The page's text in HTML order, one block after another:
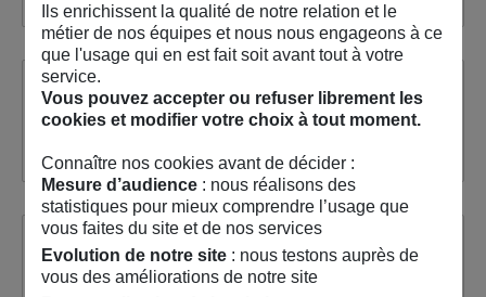
Pictogramme monochrome
Personnage filaire
Ils enrichissent la qualité de notre relation et le
métier de nos équipes et nous nous engageons à ce
que l'usage qui en est fait soit avant tout à votre
service.
Vous pouvez accepter ou refuser librement les
cookies et modifier votre choix à tout moment.
Connaître nos cookies avant de décider :
Mesure d’audience: nous réalisons des
statistiques pour mieux comprendre l’usage que
vous faites du site et de nos services
Evolution de notre site: nous testons auprès de
vous des améliorations de notre site